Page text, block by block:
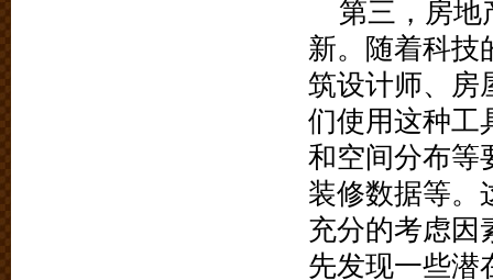
第三，房地
新。随着科技
筑设计师、房
们使用这种工
和空间分布等
装修数据等。
充分的考虑因
先发现一些潜